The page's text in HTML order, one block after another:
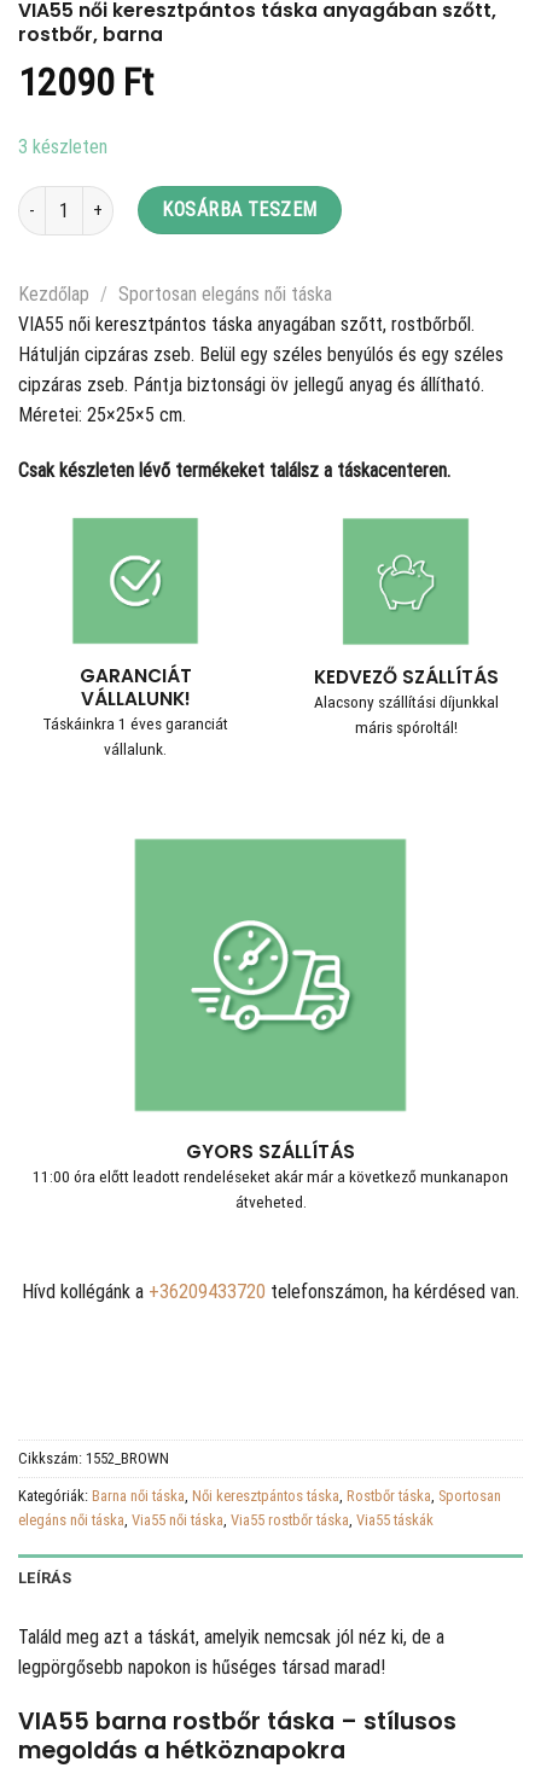
VIA55 női keresztpántos táska anyagában szőtt,
rostbőr, barna
12090 Ft
3 készleten
VIA55 női keresztpántos táska anyagában szőtt, rostbőr, barna mennyiség
KOSÁRBA TESZEM
Kezdőlap / Sportosan elegáns női táska
VIA55 női keresztpántos táska anyagában szőtt, rostbőrből.
Hátulján cipzáras zseb. Belül egy széles benyúlós és egy széles
cipzáras zseb. Pántja biztonsági öv jellegű anyag és állítható.
Méretei: 25×25×5 cm.
Csak készleten lévő termékeket találsz a táskacenteren.
GARANCIÁT
VÁLLALUNK!
Táskáinkra 1 éves garanciát
vállalunk.
KEDVEZŐ SZÁLLÍTÁS
Alacsony szállítási díjunkkal
máris spóroltál!
GYORS SZÁLLÍTÁS
11:00 óra előtt leadott rendeléseket akár már a következő munkanapon
átveheted.
Hívd kollégánk a +36209433720 telefonszámon, ha kérdésed van.
Cikkszám: 1552_BROWN
Kategóriák: Barna női táska, Női keresztpántos táska, Rostbőr táska, Sportosan
elegáns női táska, Via55 női táska, Via55 rostbőr táska, Via55 táskák
LEÍRÁS
Találd meg azt a táskát, amelyik nemcsak jól néz ki, de a
legpörgősebb napokon is hűséges társad marad!
VIA55 barna rostbőr táska – stílusos
megoldás a hétköznapokra